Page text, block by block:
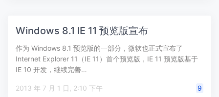
Windows 8.1 IE 11 预览版宣布
作为 Windows 8.1 预览版的一部分，微软也正式宣布了
Internet Explorer 11（IE 11）首个预览版，IE 11 预览版基于
IE 10 开发，继续完善…
2013 年 7 月 1 日, 2:10 下午 9